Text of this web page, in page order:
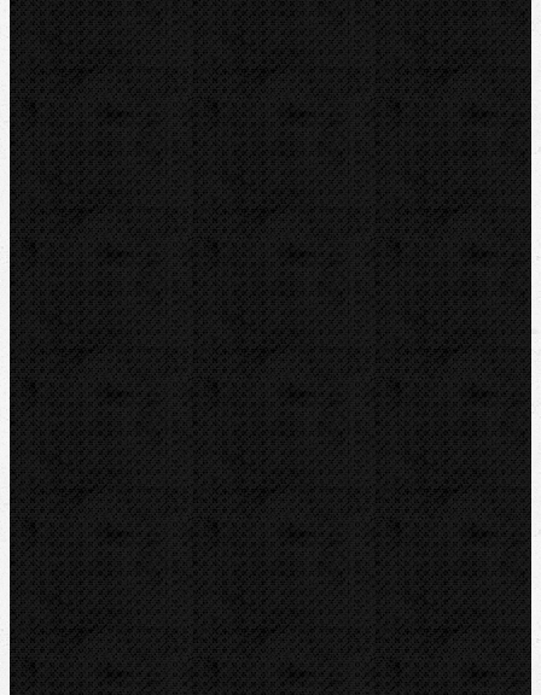
Guilbert EXPRESS
ZENTEN
DYTRON
KNIPEX
LOXEAL
REED
HEUER
IRWIN